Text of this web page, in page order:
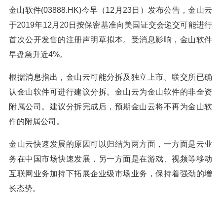
金山软件(03888.HK)今早（12月23日）发布公告，金山云
于2019年12月20日按保密基准向美国证交会递交可能进行
首次公开发售的注册声明草拟本。受消息影响，金山软件
早盘急升近4%。
根据消息指出，金山云可能分拆及独立上市。联交所已确
认金山软件可进行建议分拆。金山云为金山软件的非全资
附属公司。建议分拆完成后，预期金山云将不再为金山软
件的附属公司。
金山云快速发展的原因可以归结为两方面，一方面是云业
务在中国市场快速发展，另一方面是在游戏、视频等移动
互联网业务加持下拓展企业级市场业务，保持着强劲的增
长态势。